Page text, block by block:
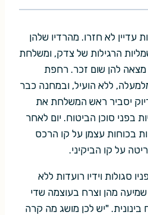
עדיין לא חזרו. מהרדיו שלהן
הרגילות של צדק, ומשלחת
מצאה להן שום זכר. רחפת
ללא הועיל, ובמחנה כבר
יסביר ראש המשלחת את
בפני סוכן הביטוח. יום לאחר
בכוחות עצמן על קו הרכס
על קו הביקיני.
סגולות וידיו רועדות ללא
מהן וצרח בעוצמה שדי
"יש לכן מושג מה קרה